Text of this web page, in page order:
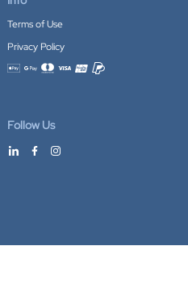
Terms of Use
Privacy Policy
Accepted payment methods
Follow Us